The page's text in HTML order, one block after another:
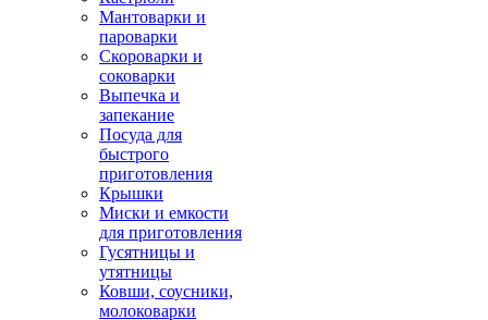
Мантоварки и
пароварки
Скороварки и
соковарки
Выпечка и
запекание
Посуда для
быстрого
приготовления
Крышки
Миски и емкости
для приготовления
Гусятницы и
утятницы
Ковши, соусники,
молоковарки